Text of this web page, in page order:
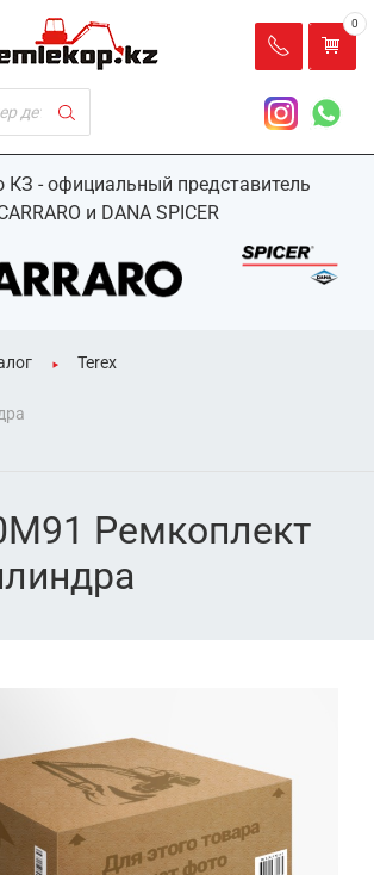
КЗ - официальный представитель
и DANA SPICER
0
Terex
Ремкоплект